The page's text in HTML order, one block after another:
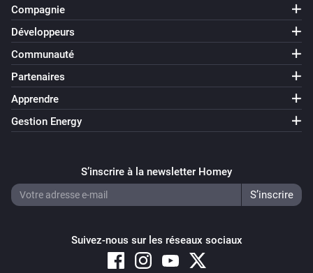
Compagnie
Développeurs
Communauté
Partenaires
Apprendre
Gestion Energy
S’inscrire à la newsletter Homey
Suivez-nous sur les réseaux sociaux